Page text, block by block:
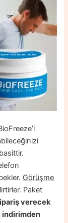
Görüşme
Paket
verecek
indirimden